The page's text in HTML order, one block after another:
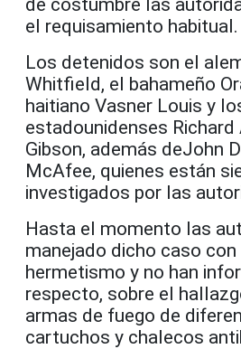
de costumbre las
el requisamiento habitual.
Los detenidos son el
Whitfield, el bahameño
haitiano Vasner Louis y
estadounidenses Richard
Gibson, además deJohn
McAfee, quienes están
investigados por las
Hasta el momento las
manejado dicho caso
hermetismo y no han
respecto, sobre el
armas de fuego de
cartuchos y chalecos